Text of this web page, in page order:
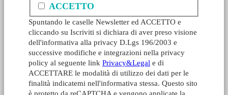
ACCETTO
Spuntando le caselle Newsletter ed ACCETTO e
cliccando su Iscriviti si dichiara di aver preso visione
dell'informativa alla privacy D.Lgs 196/2003 e
successive modifiche e integrazioni nella privacy
policy al seguente link Privacy&Legal e di
ACCETTARE le modalità di utilizzo dei dati per le
finalità indicatemi nell'informativa stessa. Questo sito